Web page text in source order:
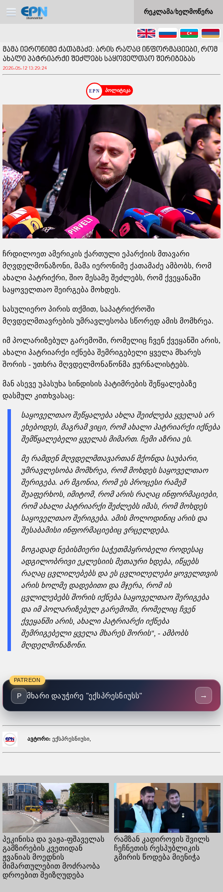
რეკლამა/ხელმოწერა
მამა იერონიმე ქათამაძე: არის რაღაც ინფორმაციები, რომ
ახალი პატრიარქი შეძლებს საყოველთაო შერიგებას
2026-05-12 13:29:24
პოლიტიკა
ჩრდილოეთ ამერიკის ქართული ეპარქიის მთავარი
მღვდელმონაზონი, მამა იერონიმე ქათამაძე ამბობს, რომ
ახალი პატრიქრი, შიო მესამე შეძლებს, რომ ქვეყანაში
საყოველთაო შეირგება მოხდეს.
სასულიერო პირის თქმით, საპატრიქროში
მღვდელმთავრების უმრავლესობა სწორედ ამის მომხრეა.
იმ პოლარიზებულ გარემოში, რომელიც ჩვენ ქვეყანში არის,
ახალი პატრიარქი იქნება შემრიგებელი ყველა მხარეს
შორის - უთხრა მღვდელმონაწონმა ჟურნალისტებს.
მან ასევე უპასუხა სინდისის პატიმრების შეწყალებაზე
დასმულ კითხვასაც:
საყოველთაო შეწყალება ახლა შეიძლება ყველას არ
ეხებოდეს, მაგრამ ვიცი, რომ ახალი პატრიარქი იქნება
შემწყალებელი ყველას მიმართ. ჩემი აზრია ეს.
მე რამდენ მღვდელმთავართან მქონდა საუბარი,
უმრავლესობა მომხრეა, რომ მოხდეს საყოველთაო
შერიგება. არ მგონია, რომ ეს პროცესი რამემ
შეაფერხოს, იმიტომ, რომ არის რაღაც ინფორმაციები,
რომ ახალი პატრიარქი შეძლებს იმას, რომ მოხდეს
საყოველთაო შერიგება. ამის მოლოდინიც არის და
შესაბამისი ინფორმაციებიც ვრცელდება.
ზოგადად ნებისმიერი საჭეთმპყრობელი როდესაც
ადგილობრივი ეკლესიის მეთაური ხდება, იწყებს
რაღაც ცვლილებებს და ეს ცვლილელები ყოველთვის
არის ხოლმე დადებითი და მჯერა, რომ ის
ცვლილებებს შორის იქნება საყოველთაო შერიგება
და იმ პოლარიზებულ გარემოში, რომელიც ჩვენ
ქვეყანში არის, ახალი პატრიარქი იქნება
შემრიგებელი ყველა მხარეს შორის", - ამბობს
მღდელმონაზონი.
PATREON
P მხარი დაუჭირე "ექსპრესნიუსს" →
ავტორი: ექსპრესნიუსი,
პეკინისა და ვაჟა-ფშაველას
გამზირების კვეთიდან
ჟვანიას მოედნის
მიმართულებით მოძრაობა
დროებით შეიზღუდება
რამზან კადიროვის შვილს
ჩეჩნეთის რესპუბლიკის
გმირის წოდება მიენიჭა